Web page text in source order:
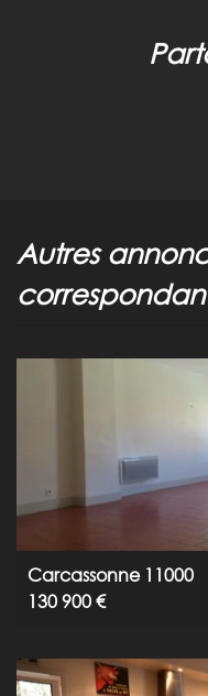
autres annonces immobilières
Carcassonne 11000
130 900 €